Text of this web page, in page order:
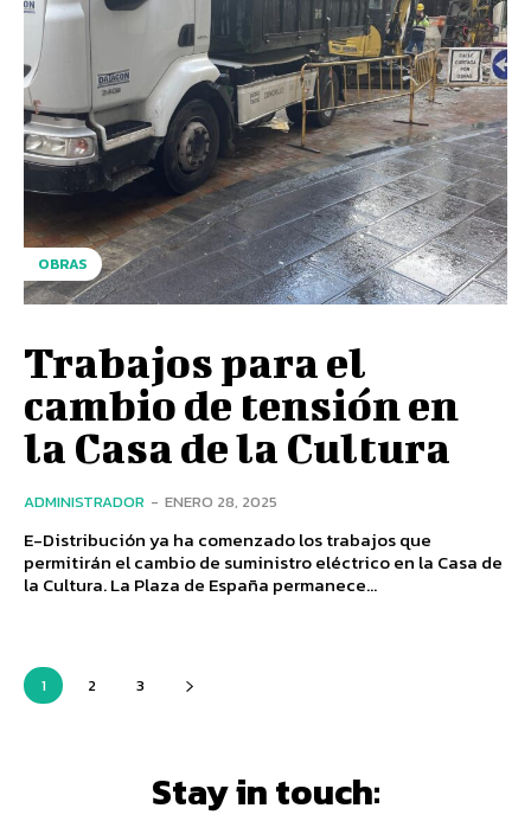
OBRAS
Trabajos para el
cambio de tensión en
la Casa de la Cultura
ADMINISTRADOR - ENERO 28, 2025
E-Distribución ya ha comenzado los trabajos que
permitirán el cambio de suministro eléctrico en la Casa de
la Cultura. La Plaza de España permanece...
1 2 3
Stay in touch: